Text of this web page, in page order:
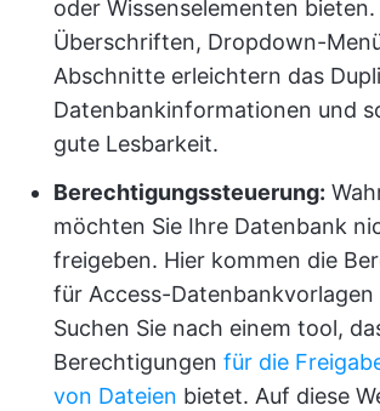
oder Wissenselementen
Überschriften, Dropdown-
Abschnitte erleichtern das
Datenbankinformationen und
gute Lesbarkeit.
Berechtigungssteuerung:
möchten Sie Ihre Datenbank
freigeben. Hier kommen die
für Access-Datenbankvorlagen
Suchen Sie nach einem tool,
Berechtigungen für die
von Dateien bietet. Auf diese